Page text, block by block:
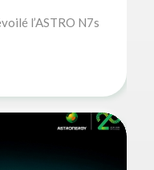
l’ASTRO N7s